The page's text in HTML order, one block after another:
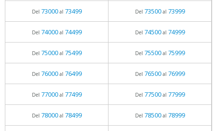
Del 73000al 73499 Del 73500al 73999
Del 74000al 74499 Del 74500al 74999
Del 75000al 75499 Del 75500al 75999
Del 76000al 76499 Del 76500al 76999
Del 77000al 77499 Del 77500al 77999
Del 78000al 78499 Del 78500al 78999